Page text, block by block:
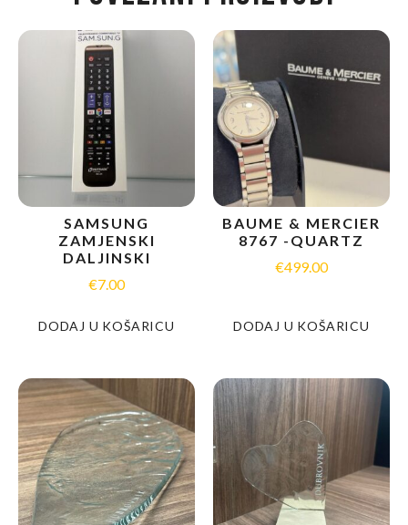
SAMSUNG
ZAMJENSKI
DALJINSKI
€7.00
DODAJ U KOŠARICU
BAUME & MERCIER
8767 -QUARTZ
€499.00
DODAJ U KOŠARICU